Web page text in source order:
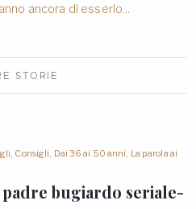
ancora di esserlo...
STORIE
Consigli Dai 36 ai 50 anni La parola ai
bugiardo seriale-